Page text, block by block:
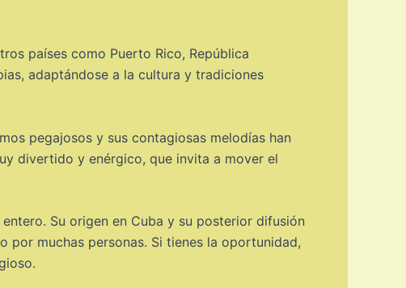
países como Puerto Rico, República
adaptándose a la cultura y tradiciones
pegajosos y sus contagiosas melodías han
divertido y enérgico, que invita a mover el
Su origen en Cuba y su posterior difusión
por muchas personas. Si tienes la oportunidad,